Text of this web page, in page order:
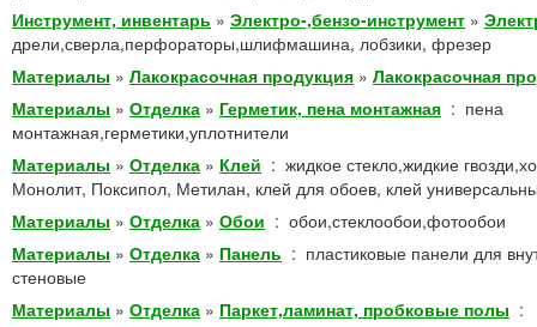
Инструмент, инвентарь » Электро-,бензо-инструмент »
дрели,сверла,перфораторы,шлифмашина, лобзики, фрезер
Материалы » Лакокрасочная продукция » Лакокрасочная
Материалы » Отделка » Герметик, пена монтажная : пена
монтажная,герметики,уплотнители
Материалы » Отделка » Клей : жидкое стекло,жидкие
Монолит, Поксипол, Метилан, клей для обоев, клей
Материалы » Отделка » Обои : обои,стеклообои,фотообои
Материалы » Отделка » Панель : пластиковые панели для
стеновые
Материалы » Отделка » Паркет,ламинат, пробковые полы :